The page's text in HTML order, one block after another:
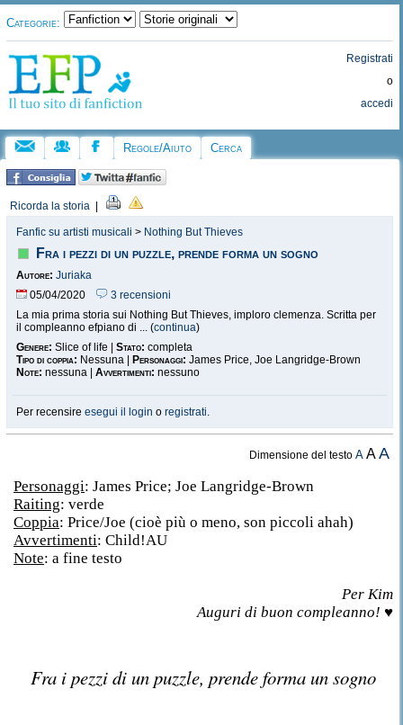
Categorie:
Registrati
o
accedi
Regole/Aiuto Cerca
Ricorda la storia
Fanfic su artisti musicali > Nothing But Thieves
Fra i pezzi di un puzzle, prende forma un sogno
Autore: Juriaka
05/04/2020
3 recensioni
La mia prima storia sui Nothing But Thieves, imploro clemenza. Scritta per
il compleanno efpiano di ... (continua)
Genere: Slice of life | Stato: completa
Tipo di coppia: Nessuna | Personaggi: James Price, Joe Langridge-Brown
Note: nessuna | Avvertimenti: nessuno
Per recensire esegui il login o registrati.
Dimensione del testoA AA
Personaggi: James Price; Joe Langridge-Brown
Raiting: verde
Coppia: Price/Joe (cioè più o meno, son piccoli ahah)
Avvertimenti: Child!AU
Note: a fine testo
Per Kim
Auguri di buon compleanno! ♥
Fra i pezzi di un puzzle, prende forma un sogno